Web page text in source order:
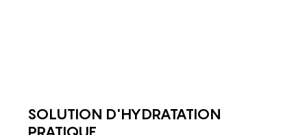
SOLUTION D'HYDRATATION
PRATIQUE